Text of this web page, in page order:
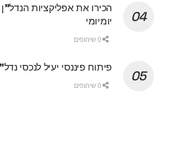
הכירו את אפליקציות
יומיומי
פיתוח פיננסי יעיל לנכסי